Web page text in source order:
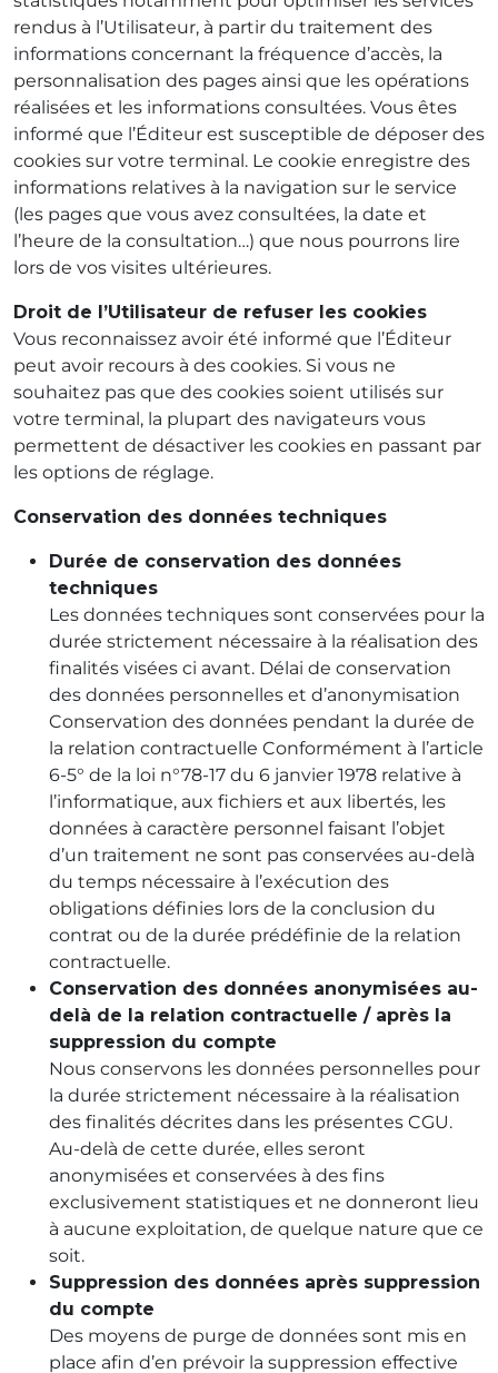
rendus à l’Utilisateur, à partir du traitement des
informations concernant la fréquence d’accès, la
personnalisation des pages ainsi que les opérations
réalisées et les informations consultées. Vous êtes
informé que l’Éditeur est susceptible de déposer des
cookies sur votre terminal. Le cookie enregistre des
informations relatives à la navigation sur le service
(les pages que vous avez consultées, la date et
l’heure de la consultation…) que nous pourrons lire
lors de vos visites ultérieures.
Droit de l’Utilisateur de refuser les cookies
Vous reconnaissez avoir été informé que l’Éditeur
peut avoir recours à des cookies. Si vous ne
souhaitez pas que des cookies soient utilisés sur
votre terminal, la plupart des navigateurs vous
permettent de désactiver les cookies en passant par
les options de réglage.
Conservation des données techniques
Durée de conservation des données
techniques
Les données techniques sont conservées pour la
durée strictement nécessaire à la réalisation des
finalités visées ci avant. Délai de conservation
des données personnelles et d’anonymisation
Conservation des données pendant la durée de
la relation contractuelle Conformément à l’article
6-5° de la loi n°78-17 du 6 janvier 1978 relative à
l’informatique, aux fichiers et aux libertés, les
données à caractère personnel faisant l’objet
d’un traitement ne sont pas conservées au-delà
du temps nécessaire à l’exécution des
obligations définies lors de la conclusion du
contrat ou de la durée prédéfinie de la relation
contractuelle.
Conservation des données anonymisées au-
delà de la relation contractuelle / après la
suppression du compte
Nous conservons les données personnelles pour
la durée strictement nécessaire à la réalisation
des finalités décrites dans les présentes CGU.
Au-delà de cette durée, elles seront
anonymisées et conservées à des fins
exclusivement statistiques et ne donneront lieu
à aucune exploitation, de quelque nature que ce
soit.
Suppression des données après suppression
du compte
Des moyens de purge de données sont mis en
place afin d’en prévoir la suppression effective